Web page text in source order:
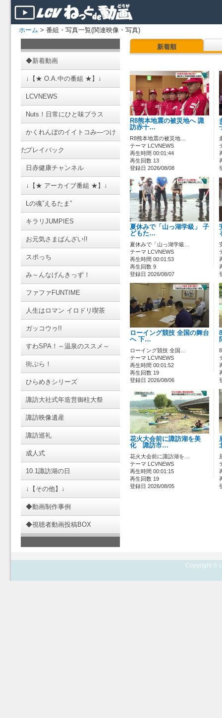
ホーム > 番組・写真一覧(関連映像・写真)
◆新着動画
↓【★ O.A.中の番組 ★】↓
LCVNEWS
Nuts！日常にひと味プラス
かくれんぼのイイトコみ―つけ
たプレイバック
日赤健康チャンネル
↓【★ アーカイブ番組 ★】↓
Lの魂”えるたま”
キラリJUMPIES
お元気さまばんざい!!
スポっち
み～んなげんきっず！
ファファFUNTIME
人生はロマン イロドリ喫茶
ガッコウゥ!!
すわSPA！～温泉のススメ～
街ぶら！
ひらめきシリーズ
諏訪大社式年造営御柱大祭
諏訪映像遺産
諏訪巡礼
成人式
10.1諏訪湖の日
↓【その他】↓
◆動画制作事例
◆視聴者動画投稿BOX
新着順
R8熊本地震の被災地へ 諏
訪赤十…
R8熊本地震の被災地…
テーマ LCVNEWS
再生時間 00:01:44
再生回数 13
登録日 2026/08/08
夏休みで「山っ湖学級」 子
どもた…
夏休みで「山っ湖学級…
テーマ LCVNEWS
再生時間 00:01:53
再生回数 9
登録日 2026/08/07
ローイング競技 全国の舞台
へ 下…
ローイング競技 全国…
テーマ LCVNEWS
再生時間 00:01:52
再生回数 19
登録日 2026/08/06
花火大会前に諏訪湖を美
化 諏訪市…
花火大会前に諏訪湖を…
テーマ LCVNEWS
再生時間 00:01:15
再生回数 19
登録日 2026/08/05
Copyright ©